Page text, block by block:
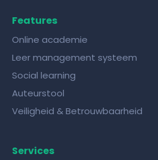
Features
Online academie
Leer management systeem
Social learning
Auteurstool
Veiligheid & Betrouwbaarheid
Services